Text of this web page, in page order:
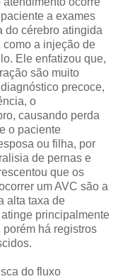
a exames
do cérebro atingida
como a injeção de
Ele enfatizou que,
são muito
precoce,
o
causando perda
o paciente
ou filha, por
de pernas e
que os
um AVC são a
alta taxa de
principalmente
há registros
do fluxo